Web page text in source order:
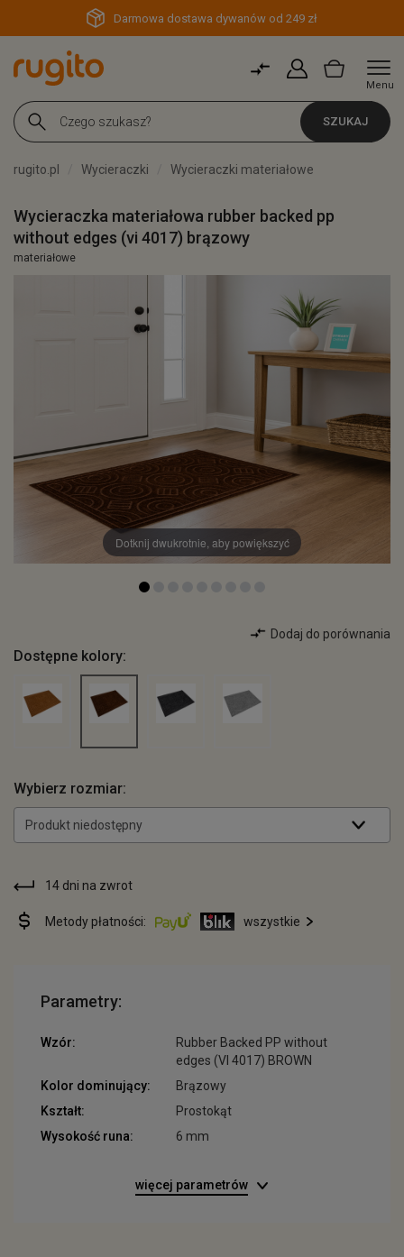
Darmowa dostawa dywanów od 249 zł
Menu
SZUKAJ
rugito.pl Wycieraczki Wycieraczki materiałowe
Wycieraczka materiałowa rubber backed pp
without edges (vi 4017) brązowy
materiałowe
Dotknij dwukrotnie, aby powiększyć
Dodaj do porównania
Dostępne kolory:
Wybierz rozmiar:
Produkt niedostępny
14 dni na zwrot
Metody płatności: wszystkie
Parametry:
Wzór:
Rubber Backed PP without
edges (VI 4017) BROWN
Kolor dominujący:
Brązowy
Kształt:
Prostokąt
Wysokość runa:
6 mm
więcej parametrów